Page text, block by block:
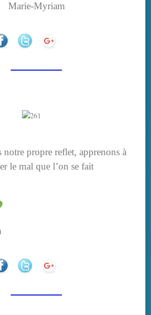
Marie-Myriam
notre propre reflet, apprenons à
le mal que l’on se fait